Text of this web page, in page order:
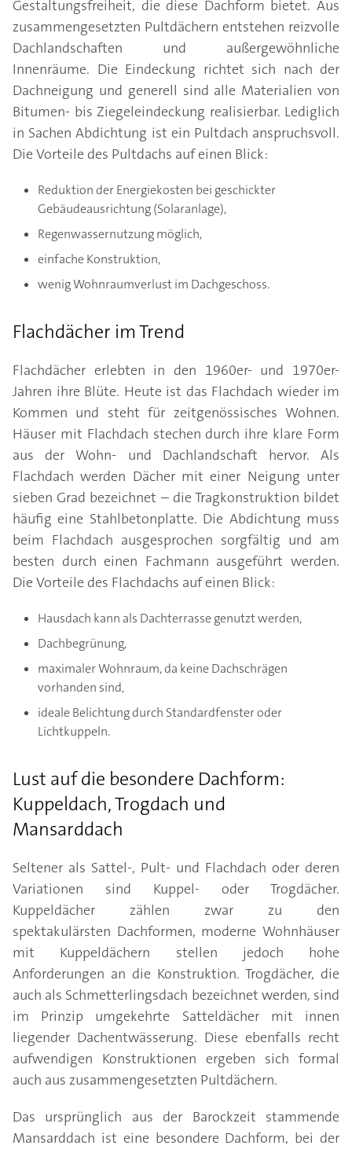
Gestaltungsfreiheit, die diese Dachform bietet. Aus
zusammengesetzten Pultdächern entstehen reizvolle
Dachlandschaften und außergewöhnliche
Innenräume. Die Eindeckung richtet sich nach der
Dachneigung und generell sind alle Materialien von
Bitumen- bis Ziegeleindeckung realisierbar. Lediglich
in Sachen Abdichtung ist ein Pultdach anspruchsvoll.
Die Vorteile des Pultdachs auf einen Blick:
Reduktion der Energiekosten bei geschickter
Gebäudeausrichtung (Solaranlage),
Regenwassernutzung möglich,
einfache Konstruktion,
wenig Wohnraumverlust im Dachgeschoss.
Flachdächer im Trend
Flachdächer erlebten in den 1960er- und 1970er-
Jahren ihre Blüte. Heute ist das Flachdach wieder im
Kommen und steht für zeitgenössisches Wohnen.
Häuser mit Flachdach stechen durch ihre klare Form
aus der Wohn- und Dachlandschaft hervor. Als
Flachdach werden Dächer mit einer Neigung unter
sieben Grad bezeichnet – die Tragkonstruktion bildet
häufig eine Stahlbetonplatte. Die Abdichtung muss
beim Flachdach ausgesprochen sorgfältig und am
besten durch einen Fachmann ausgeführt werden.
Die Vorteile des Flachdachs auf einen Blick:
Hausdach kann als Dachterrasse genutzt werden,
Dachbegrünung,
maximaler Wohnraum, da keine Dachschrägen
vorhanden sind,
ideale Belichtung durch Standardfenster oder
Lichtkuppeln.
Lust auf die besondere Dachform:
Kuppeldach, Trogdach und
Mansarddach
Seltener als Sattel-, Pult- und Flachdach oder deren
Variationen sind Kuppel- oder Trogdächer.
Kuppeldächer zählen zwar zu den
spektakulärsten Dachformen, moderne Wohnhäuser
mit Kuppeldächern stellen jedoch hohe
Anforderungen an die Konstruktion. Trogdächer, die
auch als Schmetterlingsdach bezeichnet werden, sind
im Prinzip umgekehrte Satteldächer mit innen
liegender Dachentwässerung. Diese ebenfalls recht
aufwendigen Konstruktionen ergeben sich formal
auch aus zusammengesetzten Pultdächern.
Das ursprünglich aus der Barockzeit stammende
Mansarddach ist eine besondere Dachform, bei der